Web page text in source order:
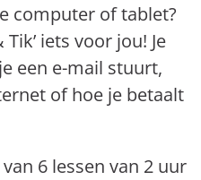
computer of tablet?
iets voor jou! Je
een e-mail stuurt,
of hoe je betaalt
6 lessen van 2 uur